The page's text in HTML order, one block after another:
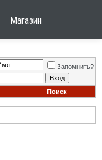
Магазин
Запомнить?
Поиск